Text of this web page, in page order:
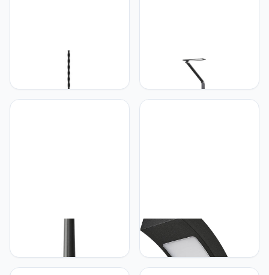
Lampenwelt Lindby
hanglamp 'Albertine'
(vintage) in Zwart uit
overige metaal o.a. voor
Lampenwelt Lucande LED
vloerlamp Salome
(modern) in Zwart uit
aluminium o.a. voor
Lampenwelt Lindby 'Nane
' (antiek) in Zwart uit
kunststof
Lampenwelt Lucande LED
wandlamp buiten Juvia
(modern) in Zwart uit
aluminium, inclusief